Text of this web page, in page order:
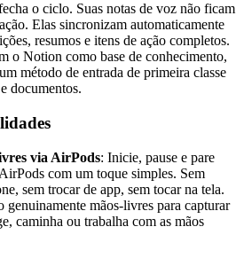
o ciclo. Suas notas de voz não ficam
Elas sincronizam automaticamente
resumos e itens de ação completos.
o Notion como base de conhecimento,
método de entrada de primeira classe
documentos.
via AirPods: Inicie, pause e pare
com um toque simples. Sem
sem trocar de app, sem tocar na tela.
genuinamente mãos-livres para capturar
caminha ou trabalha com as mãos